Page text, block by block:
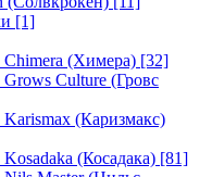
[1]
(Химера) [32]
Culture (Гровс
(Каризмакс)
(Косадака) [81]